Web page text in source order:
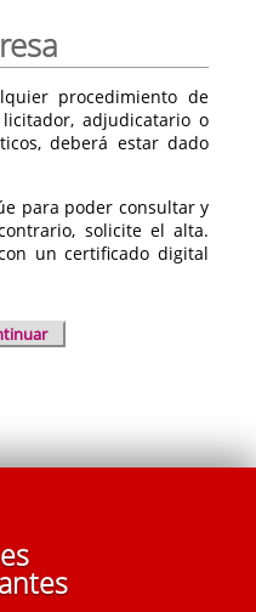
procedimiento de
adjudicatario o
deberá estar dado
para poder consultar y
solicite el alta.
un certificado digital